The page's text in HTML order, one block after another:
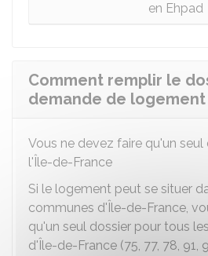
en Ehpad
Comment remplir le
demande de logement
Vous ne devez faire qu'un
l'Île-de-France
Si le logement peut se situer
communes d'Île-de-France,
qu'un seul dossier pour tous
d'Île-de-France (75, 77, 78, 91,